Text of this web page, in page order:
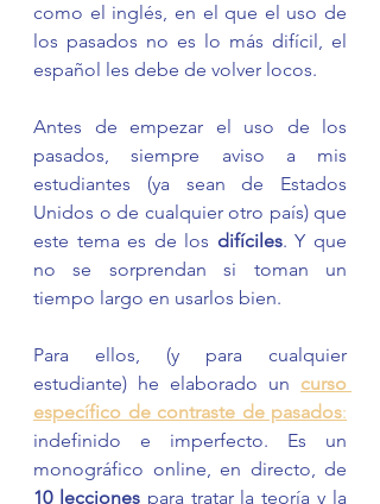
como el inglés, en el que el uso de
los pasados no es lo más difícil, el
español les debe de volver locos.
Antes de empezar el uso de los
pasados, siempre aviso a mis
estudiantes (ya sean de Estados
Unidos o de cualquier otro país) que
este tema es de los difíciles. Y que
no se sorprendan si toman un
tiempo largo en usarlos bien.
Para ellos, (y para cualquier
estudiante) he elaborado un curso
específico de contraste de pasados:
indefinido e imperfecto. Es un
10 lecciones para tratar la teoría y la